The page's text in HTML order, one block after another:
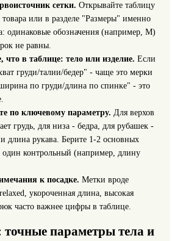
сетки. Открывайте таблицу
товара или в разделе "Размеры" именно
одинаковые обозначения (например, M)
не равны.
что в таблице: тело или изделие. Если
груди/талии/бедер" - чаще это мерки
по груди/длина по спинке" - это
по ключевому параметру. Для верхов
грудь, для низа - бедра, для рубашек -
и длина рукава. Берите 1-2 основных
один контрольный (например, длину
к посадке. Метки вроде
укороченная длина, высокая
часто важнее цифры в таблице.
точные параметры тела и